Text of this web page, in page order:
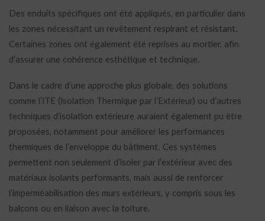
Des enduits spécifiques ont été appliqués, en particulier dans
les zones nécessitant un revêtement respirant et résistant.
Certaines zones ont également été reprises au mortier, afin
d’assurer une cohérence esthétique et technique.
Dans le cadre d’une approche plus globale, des solutions
comme l’ITE (Isolation Thermique par l’Extérieur) ou d’autres
techniques d’isolation extérieure auraient également pu être
proposées, notamment pour améliorer les performances
thermiques de l’enveloppe du bâtiment. Ces systèmes
permettent non seulement d’isoler par l’extérieur avec des
matériaux isolants performants, mais aussi de renforcer
l’imperméabilisation des murs extérieurs, y compris sous les
balcons ou en liaison avec la toiture.